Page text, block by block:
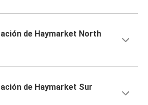
de Haymarket North
de Haymarket Sur